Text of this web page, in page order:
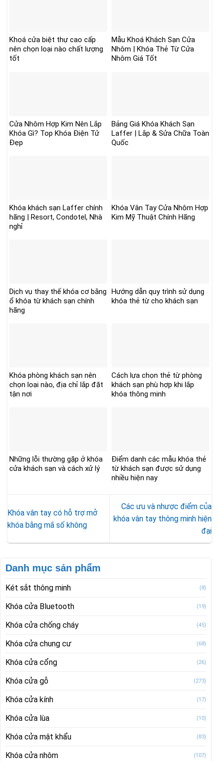
Khoá cửa biệt thự cao cấp
nên chọn loại nào chất lượng
tốt
Mẫu Khoá Khách Sạn Cửa
Nhôm | Khóa Thẻ Từ Cửa
Nhôm Giá Tốt
Cửa Nhôm Hợp Kim Nên Lắp
Khóa Gì? Top Khóa Điện Tử
Đẹp
Bảng Giá Khóa Khách Sạn
Laffer | Lắp & Sửa Chữa Toàn
Quốc
Khóa khách sạn Laffer chính
hãng | Resort, Condotel, Nhà
nghỉ
Khóa Vân Tay Cửa Nhôm Hợp
Kim Mỹ Thuật Chính Hãng
Dịch vụ thay thế khóa cơ bằng
ổ khóa từ khách sạn chính
hãng
Hướng dẫn quy trình sử dụng
khóa thẻ từ cho khách sạn
Khóa phòng khách sạn nên
chọn loại nào, địa chỉ lắp đặt
tận nơi
Cách lựa chọn thẻ từ phòng
khách sạn phù hợp khi lắp
khóa thông minh
Những lỗi thường gặp ở khóa
cửa khách sạn và cách xử lý
Điểm danh các mẫu khóa thẻ
từ khách sạn được sử dụng
nhiều hiện nay
Khóa vân tay có hỗ trợ mở
khóa bằng mã số không
Các ưu và nhược điểm của
khóa vân tay thông minh hiện
đại
Danh mục sản phẩm
Két sắt thông minh (8)
Khóa cửa Bluetooth (19)
Khóa cửa chống cháy (45)
Khóa cửa chung cư (68)
Khóa cửa cổng (26)
Khóa cửa gỗ (273)
Khóa cửa kính (17)
Khóa cửa lùa (10)
Khóa cửa mật khẩu (83)
Khóa cửa nhôm (107)